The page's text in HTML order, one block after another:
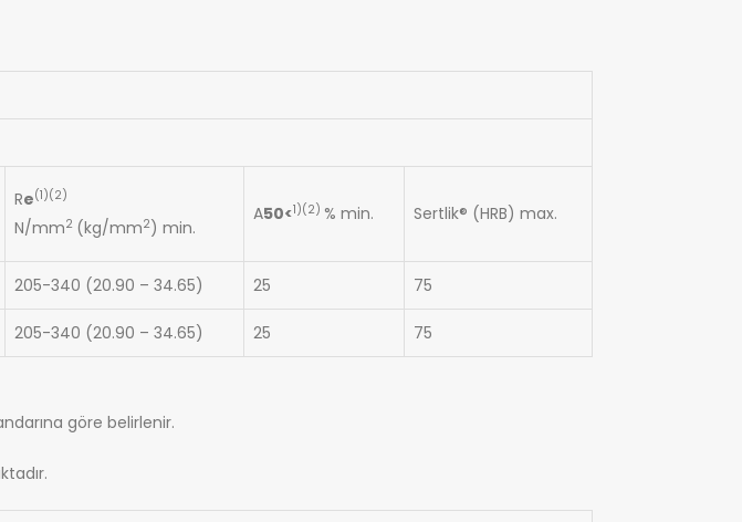
Re(1)(2)
N/mm2 (kg/mm2) min.
A50<1)(2) % min.
Sertlik® (HRB) max.
205-340 (20.90 – 34.65) 25 75
205-340 (20.90 – 34.65) 25
75
göre belirlenir.